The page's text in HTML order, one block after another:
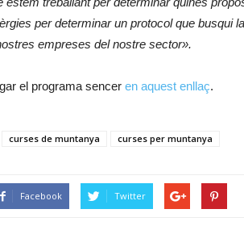
per determinar un protocol que busqui
empreses del nostre sector».
el programa sencer en aquest enllaç.
curses de muntanya curses per muntanya
Facebook Twitter